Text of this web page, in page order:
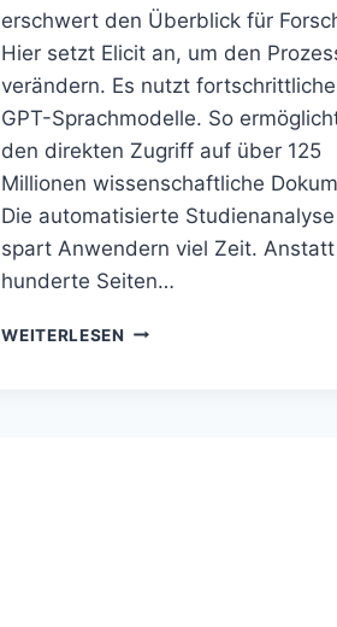
erschwert den Überblick für
Hier setzt Elicit an, um den
verändern. Es nutzt fortschrittliche
GPT-Sprachmodelle. So
den direkten Zugriff auf über 125
Millionen wissenschaftliche
Die automatisierte Studienanalyse
spart Anwendern viel Zeit. Anstatt
hunderte Seiten…
WEITERLESEN ELICIT